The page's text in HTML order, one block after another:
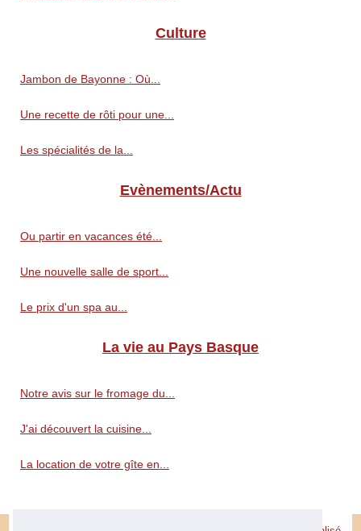
Culture
Jambon de Bayonne : Où...
Une recette de rôti pour une...
Les spécialités de la...
Evènements/Actu
Ou partir en vacances été...
Une nouvelle salle de sport...
Le prix d'un spa au...
La vie au Pays Basque
Notre avis sur le fromage du...
J'ai découvert la cuisine...
La location de votre gîte en...